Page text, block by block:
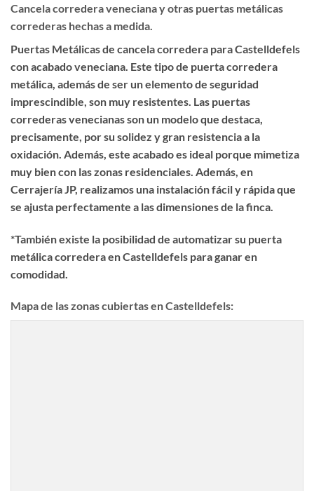
Cancela corredera veneciana y otras puertas metálicas
correderas hechas a medida.
Puertas Metálicas de cancela corredera para Castelldefels
con acabado veneciana. Este tipo de puerta corredera
metálica, además de ser un elemento de seguridad
imprescindible, son muy resistentes. Las puertas
correderas venecianas son un modelo que destaca,
precisamente, por su solidez y gran resistencia a la
oxidación. Además, este acabado es ideal porque mimetiza
muy bien con las zonas residenciales. Además, en
Cerrajería JP, realizamos una instalación fácil y rápida que
se ajusta perfectamente a las dimensiones de la finca.
*También existe la posibilidad de automatizar su puerta
metálica corredera en Castelldefels para ganar en
comodidad.
Mapa de las zonas cubiertas en Castelldefels: